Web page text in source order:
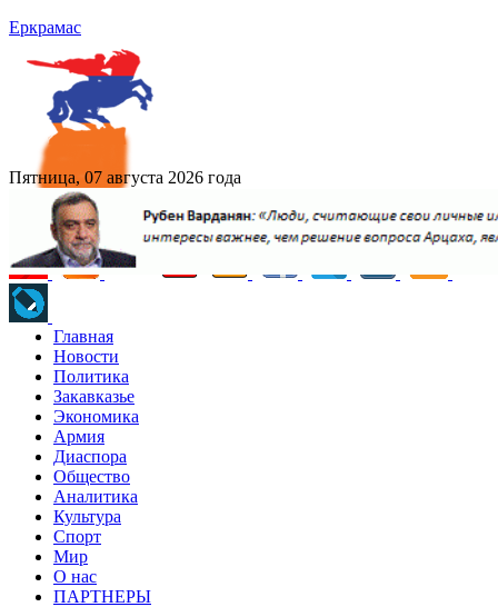
Еркрамас
Пятница, 07 августа 2026 года
Главная
Новости
Политика
Закавказье
Экономика
Армия
Диаспора
Общество
Аналитика
Культура
Спорт
Мир
О нас
ПАРТНЕРЫ